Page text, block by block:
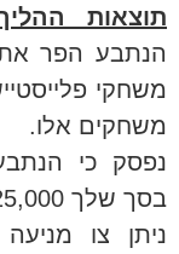
תוצאות
הנתבע הפר את
משחקי
משחקים אלו.
נפסק כי
בסך שלך 25,000 ₪.
ניתן צו